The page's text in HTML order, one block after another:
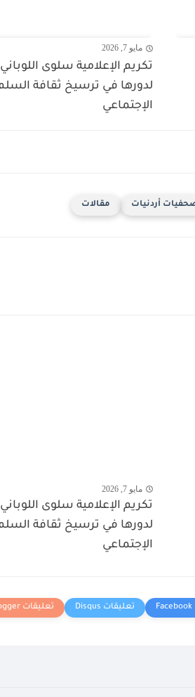
مايو 7, 2026
تكريم الإعلامية سلوى اللوباني
لدورها في ترسيخ ثقافة
الإجتماعي
أردنيات مقالات
مايو 7, 2026
تكريم الإعلامية سلوى اللوباني
لدورها في ترسيخ ثقافة
الإجتماعي